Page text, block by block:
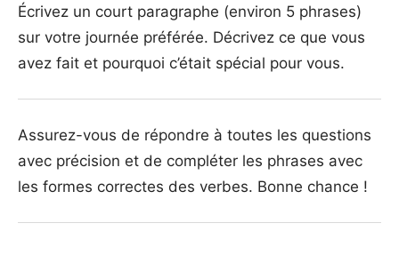
Écrivez un court paragraphe (environ 5 phrases)
sur votre journée préférée. Décrivez ce que vous
avez fait et pourquoi c’était spécial pour vous.
Assurez-vous de répondre à toutes les questions
avec précision et de compléter les phrases avec
les formes correctes des verbes. Bonne chance !